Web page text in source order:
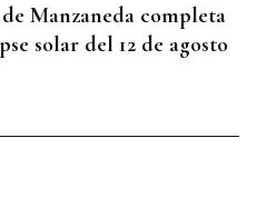
Manzaneda completa
solar del 12 de agosto